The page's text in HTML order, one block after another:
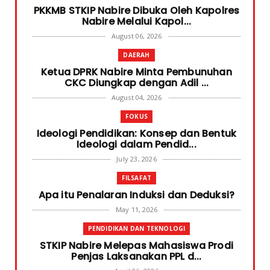
PKKMB STKIP Nabire Dibuka Oleh Kapolres
Nabire Melalui Kapol...
August 06, 2026
DAERAH
Ketua DPRK Nabire Minta Pembunuhan
CKC Diungkap dengan Adil ...
August 04, 2026
FOKUS
Ideologi Pendidikan: Konsep dan Bentuk
Ideologi dalam Pendid...
July 23, 2026
FILSAFAT
Apa itu Penalaran Induksi dan Deduksi?
May 11, 2026
PENDIDIKAN DAN TEKNOLOGI
STKIP Nabire Melepas Mahasiswa Prodi
Penjas Laksanakan PPL d...